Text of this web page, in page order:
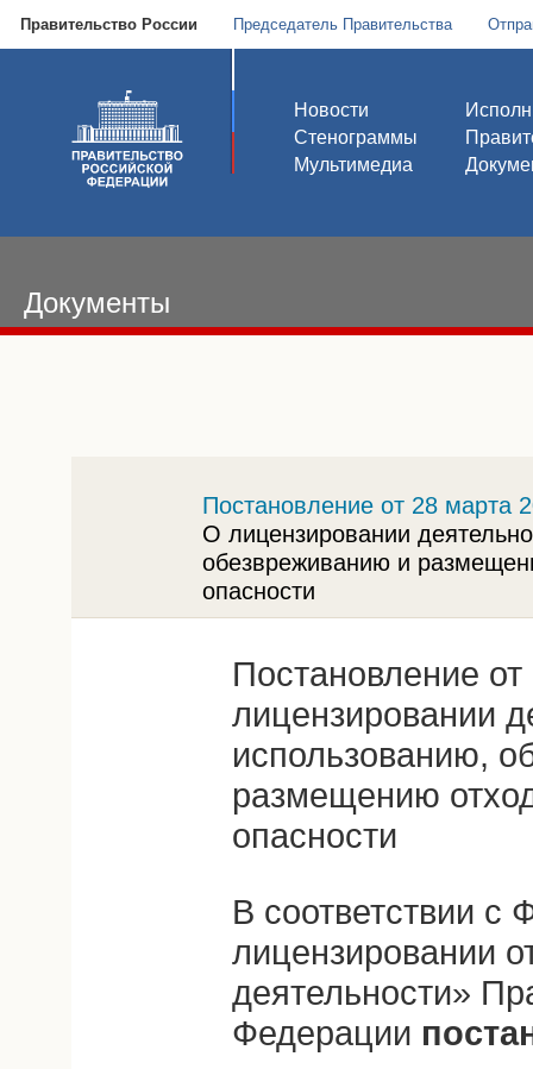
Правительство России Председатель Правительства
Новости
Стенограммы
Мультимедиа
Документы
Постановление от 28 марта
О лицензировании
обезвреживанию и
опасности
Постановление
лицензировании
использованию,
размещению
опасности
В соответствии
лицензировании
деятельности»
Федерации